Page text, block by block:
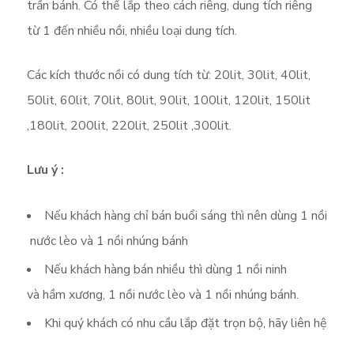
trần bánh. Có thể lắp theo cách riêng, dung tích riêng
từ 1 đến nhiều nồi, nhiều loại dung tích.
Các kích thước nồi có dung tích từ: 20lit, 30lit, 40lit,
50lit, 60lit, 70lit, 80lit, 90lit, 100lit, 120lit, 150lit
,180lit, 200lit, 220lit, 250lit ,300lit.
Lưu ý :
Nếu khách hàng chỉ bán buổi sáng thì nên dùng 1 nồi
nước lèo và 1 nồi nhúng bánh
Nếu khách hàng bán nhiều thì dùng 1 nồi ninh
và hầm xương, 1 nồi nước lèo và 1 nồi nhúng bánh.
Khi quý khách có nhu cầu lắp đặt trọn bộ, hãy liên hệ